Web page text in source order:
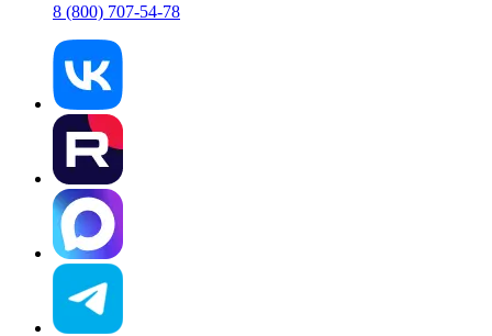
8 (800) 707-54-78